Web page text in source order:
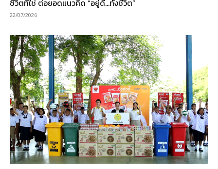
ชีวิตที่ใช่ ต่อยอดแนวคิด “อยู่ดี…ทั้งชีวิต”
22/07/2026